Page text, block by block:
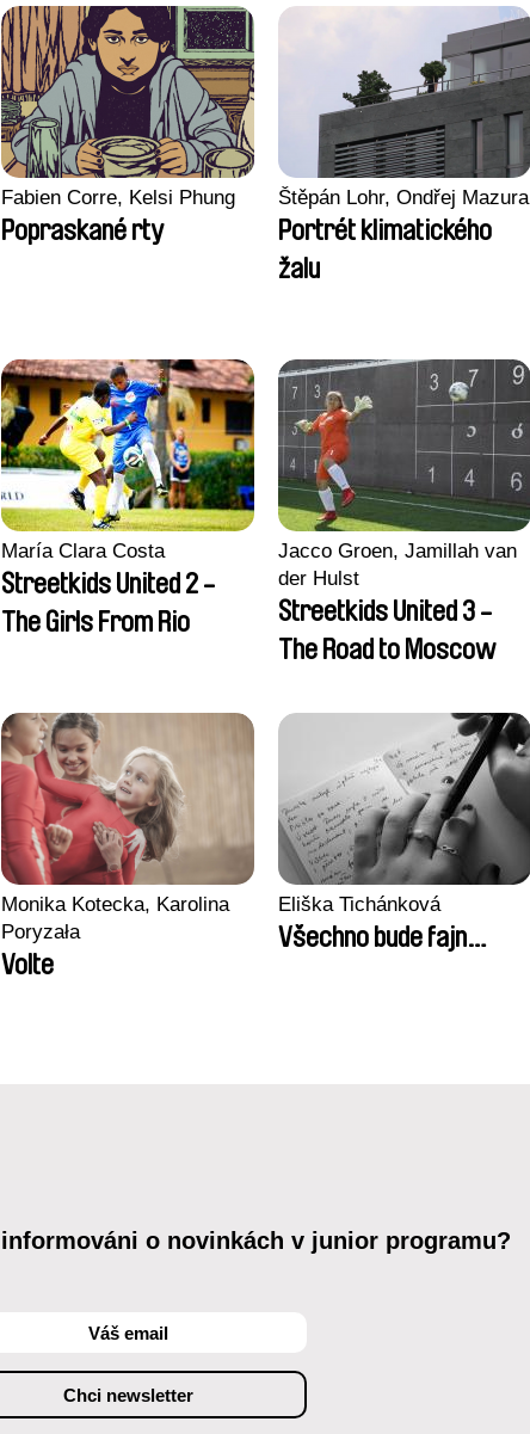
Fabien Corre, Kelsi Phung
Popraskané rty
Štěpán Lohr, Ondřej Mazura
Portrét klimatického
žalu
María Clara Costa
Streetkids United 2 -
The Girls From Rio
Jacco Groen, Jamillah van
der Hulst
Streetkids United 3 -
The Road to Moscow
Monika Kotecka, Karolina
Poryzała
Volte
Eliška Tichánková
Všechno bude fajn…
o novinkách v junior programu?